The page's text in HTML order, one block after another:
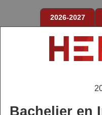
2026-2027
Bachelier en